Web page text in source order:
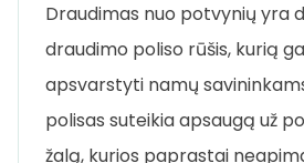
Draudimas nuo potvynių yra
draudimo poliso rūšis, kurią
apsvarstyti namų
polisas suteikia apsaugą už
žalą, kurios paprastai